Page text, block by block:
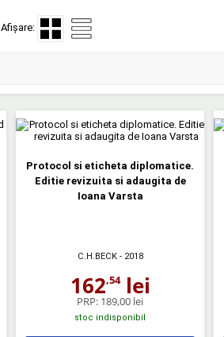
Afișare:
Protocol si eticheta diplomatice.
Editie revizuita si adaugita de
Ioana Varsta
C.H.BECK- 2018
162,54lei
PRP: 189,00 lei
stoc indisponibil